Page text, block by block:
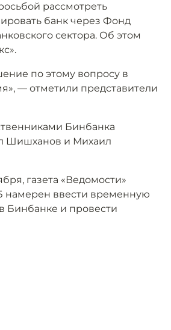
рассмотреть
банк через Фонд
сектора. Об этом
по этому вопросу в
— отметили представители
Бинбанка
Шишханов и Михаил
газета «Ведомости»
намерен ввести временную
Бинбанке и провести